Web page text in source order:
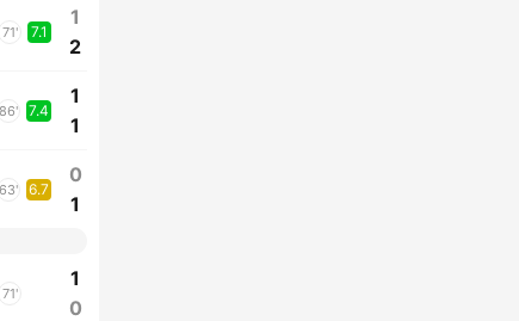
71' 7.1
1
2
86' 7.4
1
1
63' 6.7
0
1
71'
1
0